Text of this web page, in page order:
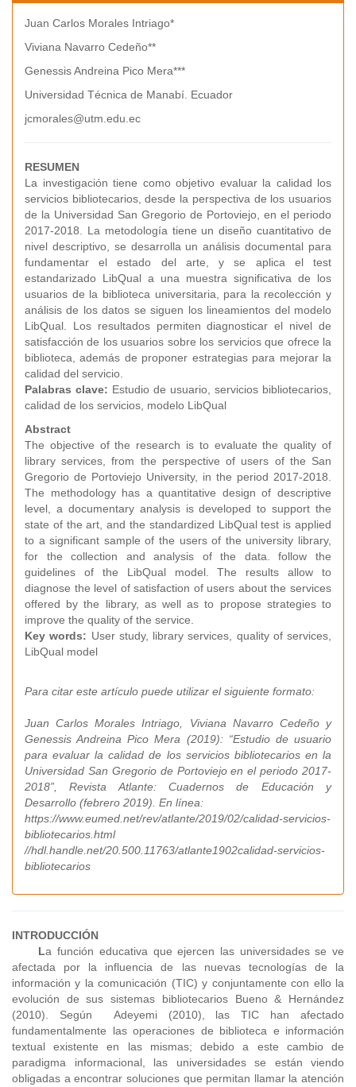
Juan Carlos Morales Intriago*
Viviana Navarro Cedeño**
Genessis Andreina Pico Mera***
Universidad Técnica de Manabí. Ecuador
jcmorales@utm.edu.ec
RESUMEN
La investigación tiene como objetivo evaluar la calidad los
servicios bibliotecarios, desde la perspectiva de los usuarios
de la Universidad San Gregorio de Portoviejo, en el periodo
2017-2018. La metodología tiene un diseño cuantitativo de
nivel descriptivo, se desarrolla un análisis documental para
fundamentar el estado del arte, y se aplica el test
estandarizado LibQual a una muestra significativa de los
usuarios de la biblioteca universitaria, para la recolección y
análisis de los datos se siguen los lineamientos del modelo
LibQual. Los resultados permiten diagnosticar el nivel de
satisfacción de los usuarios sobre los servicios que ofrece la
biblioteca, además de proponer estrategias para mejorar la
calidad del servicio.
Palabras clave: Estudio de usuario, servicios bibliotecarios,
calidad de los servicios, modelo LibQual
Abstract
The objective of the research is to evaluate the quality of
library services, from the perspective of users of the San
Gregorio de Portoviejo University, in the period 2017-2018.
The methodology has a quantitative design of descriptive
level, a documentary analysis is developed to support the
state of the art, and the standardized LibQual test is applied
to a significant sample of the users of the university library,
for the collection and analysis of the data. follow the
guidelines of the LibQual model. The results allow to
diagnose the level of satisfaction of users about the services
offered by the library, as well as to propose strategies to
improve the quality of the service.
Key words: User study, library services, quality of services,
LibQual model
Para citar este artículo puede utilizar el siguiente formato:
Juan Carlos Morales Intriago, Viviana Navarro Cedeño y
Genessis Andreina Pico Mera (2019): “Estudio de usuario
para evaluar la calidad de los servicios bibliotecarios en la
Universidad San Gregorio de Portoviejo en el periodo 2017-
2018”, Revista Atlante: Cuadernos de Educación y
Desarrollo (febrero 2019). En línea:
https://www.eumed.net/rev/atlante/2019/02/calidad-servicios-
bibliotecarios.html
//hdl.handle.net/20.500.11763/atlante1902calidad-servicios-
bibliotecarios
INTRODUCCIÓN
La función educativa que ejercen las universidades se ve
afectada por la influencia de las nuevas tecnologías de la
información y la comunicación (TIC) y conjuntamente con ello la
evolución de sus sistemas bibliotecarios Bueno & Hernández
(2010). Según Adeyemi (2010), las TIC han afectado
fundamentalmente las operaciones de biblioteca e información
textual existente en las mismas; debido a este cambio de
paradigma informacional, las universidades se están viendo
obligadas a encontrar soluciones que permitan llamar la atención